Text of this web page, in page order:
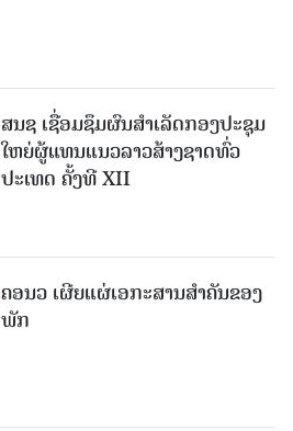
ສນຊ ເຊື່ອມຊຶມຜົນສໍາເລັດກອງປະຊຸມ
ໃຫຍ່ຜູ້ແທນແນວລາວສ້າງຊາດທົ່ວ
ປະເທດ ຄັ້ງທີ XII
ຄອນວ ເຜີຍແຜ່ເອກະສານສໍາຄັນຂອງ
ພັກ